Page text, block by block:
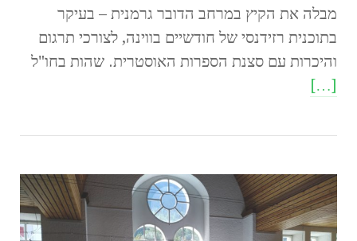
מבלה את הקיץ במרחב הדובר גרמנית – בעיקר
בתוכנית רזידנסי של חודשיים בווינה, לצורכי תרגום
והיכרות עם סצנת הספרות האוסטרית. שהות בחו"ל
[…]